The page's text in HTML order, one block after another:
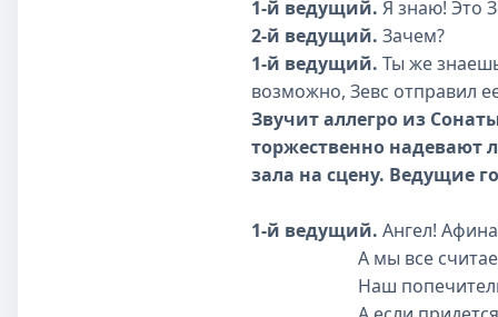
1-й ведущий. Я знаю! Это
2-й ведущий. Зачем?
1-й ведущий. Ты же
возможно, Зевс отправил
Звучит аллегро из
торжественно надевают
зала на сцену. Ведущие
1-й ведущий. Ангел!
А мы все считаем:
Наш попечитель и